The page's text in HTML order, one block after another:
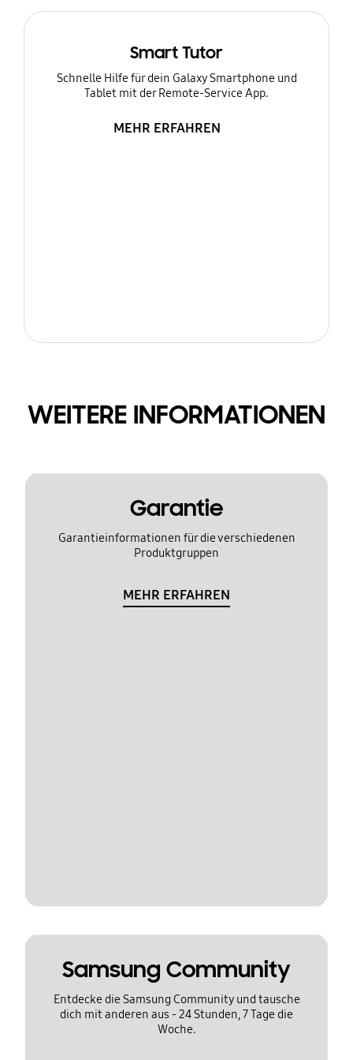
Smart Tutor
Schnelle Hilfe für dein Galaxy Smartphone und
Tablet mit der Remote-Service App.
MEHR ERFAHREN
WEITERE INFORMATIONEN
Garantie
Garantieinformationen für die verschiedenen
Produktgruppen
MEHR ERFAHREN
Samsung Community
Entdecke die Samsung Community und tausche
dich mit anderen aus - 24 Stunden, 7 Tage die
Woche.